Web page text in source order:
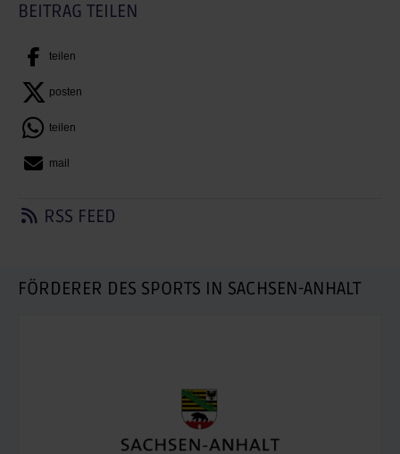
BEITRAG TEILEN
teilen
posten
teilen
mail
RSS FEED
FÖRDERER DES SPORTS IN SACHSEN-ANHALT